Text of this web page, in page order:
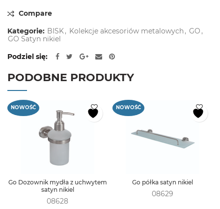
Compare
Kategorie: BISK, Kolekcje akcesoriów metalowych , GO ,
GO Satyn nikiel
Podziel się
PODOBNE PRODUKTY
NOWOŚĆ
Go Dozownik mydła z uchwytem
satyn nikiel
08628
NOWOŚĆ
Go półka satyn nikiel
08629